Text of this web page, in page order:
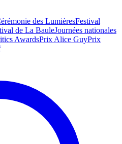
des LumièresFestival
de La BauleJournées nationales
AwardsPrix Alice GuyPrix